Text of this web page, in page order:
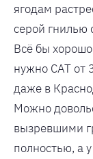
ягодам
серой гнилью
Всё бы
нужно САТ от
даже в
Можно
вызревшими
полностью, а